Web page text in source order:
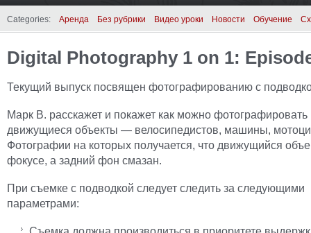
Categories: Аренда Без рубрики Видео уроки Новости Обучение
Digital Photography 1 on 1:
Текущий выпуск посвящен фотографированию с
Марк В. расскажет и покажет как можно фотографировать
движущиеся объекты — велосипедистов, машины,
Фотографии на которых получается, что движущийся
фокусе, а задний фон смазан.
При съемке с подводкой следует следить за следующими
параметрами: